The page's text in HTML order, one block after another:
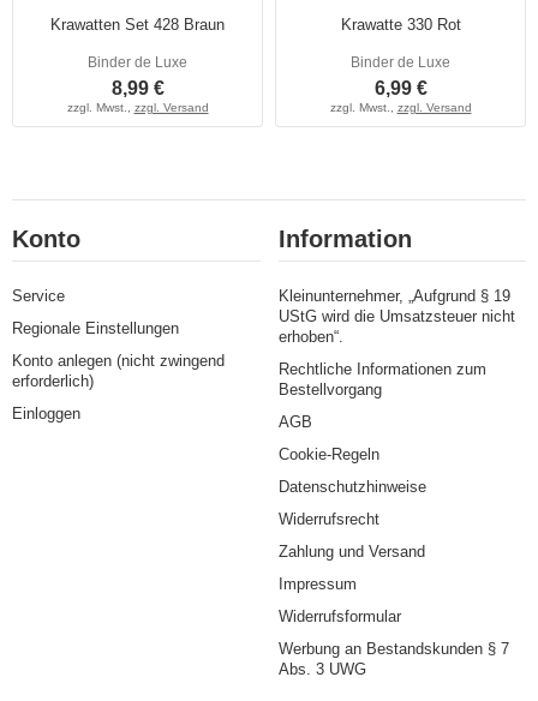
Krawatten Set 428 Braun
Binder de Luxe
8,99 €
zzgl. Mwst., zzgl. Versand
Krawatte 330 Rot
Binder de Luxe
6,99 €
zzgl. Mwst., zzgl. Versand
Konto
Service
Regionale Einstellungen
Konto anlegen (nicht zwingend
erforderlich)
Einloggen
Information
Kleinunternehmer, „Aufgrund § 19
UStG wird die Umsatzsteuer nicht
erhoben“.
Rechtliche Informationen zum
Bestellvorgang
AGB
Cookie-Regeln
Datenschutzhinweise
Widerrufsrecht
Zahlung und Versand
Impressum
Widerrufsformular
Werbung an Bestandskunden § 7
Abs. 3 UWG